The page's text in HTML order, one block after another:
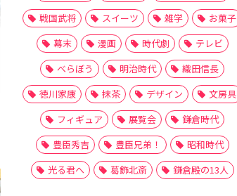
戦国武将
スイーツ 雑学
お菓子
幕末
漫画 時代劇
テレビ
べらぼう
明治時代
織田信長
徳川家康
抹茶 デザイン
文房具
フィギュア
展覧会
鎌倉時代
豊臣秀吉
豊臣兄弟！
昭和時代
光る君へ
葛飾北斎 鎌倉殿の13人